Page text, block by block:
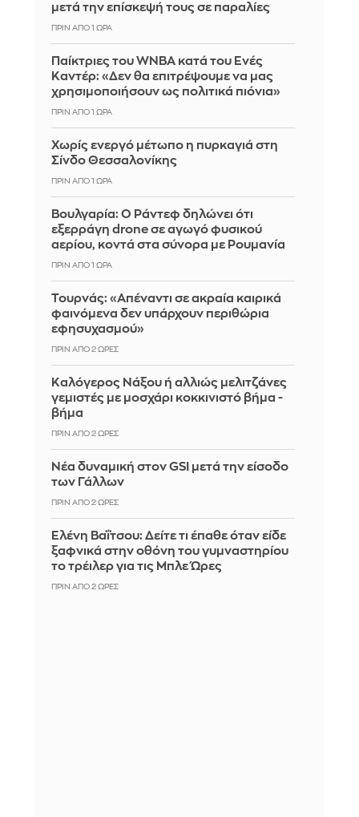
μετά την επίσκεψή τους σε παραλίες
ΠΡΙΝ ΑΠΌ 1 ΏΡΑ
Παίκτριες του WNBA κατά του Ενές
Καντέρ: «Δεν θα επιτρέψουμε να μας
χρησιμοποιήσουν ως πολιτικά πιόνια»
ΠΡΙΝ ΑΠΌ 1 ΏΡΑ
Χωρίς ενεργό μέτωπο η πυρκαγιά στη
Σίνδο Θεσσαλονίκης
ΠΡΙΝ ΑΠΌ 1 ΏΡΑ
Βουλγαρία: Ο Ράντεφ δηλώνει ότι
εξερράγη drone σε αγωγό φυσικού
αερίου, κοντά στα σύνορα με Ρουμανία
ΠΡΙΝ ΑΠΌ 1 ΏΡΑ
Τουρνάς: «Απέναντι σε ακραία καιρικά
φαινόμενα δεν υπάρχουν περιθώρια
εφησυχασμού»
ΠΡΙΝ ΑΠΌ 2 ΏΡΕΣ
Καλόγερος Νάξου ή αλλιώς μελιτζάνες
γεμιστές με μοσχάρι κοκκινιστό βήμα -
βήμα
ΠΡΙΝ ΑΠΌ 2 ΏΡΕΣ
Νέα δυναμική στον GSI μετά την είσοδο
των Γάλλων
ΠΡΙΝ ΑΠΌ 2 ΏΡΕΣ
Ελένη Βαΐτσου: Δείτε τι έπαθε όταν είδε
ξαφνικά στην οθόνη του γυμναστηρίου
το τρέιλερ για τις Μπλε Ώρες
ΠΡΙΝ ΑΠΌ 2 ΏΡΕΣ